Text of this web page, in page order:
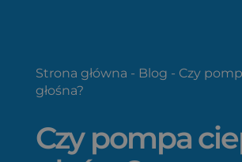
Strona główna - Blog - Czy
głośna?
Czy pompa